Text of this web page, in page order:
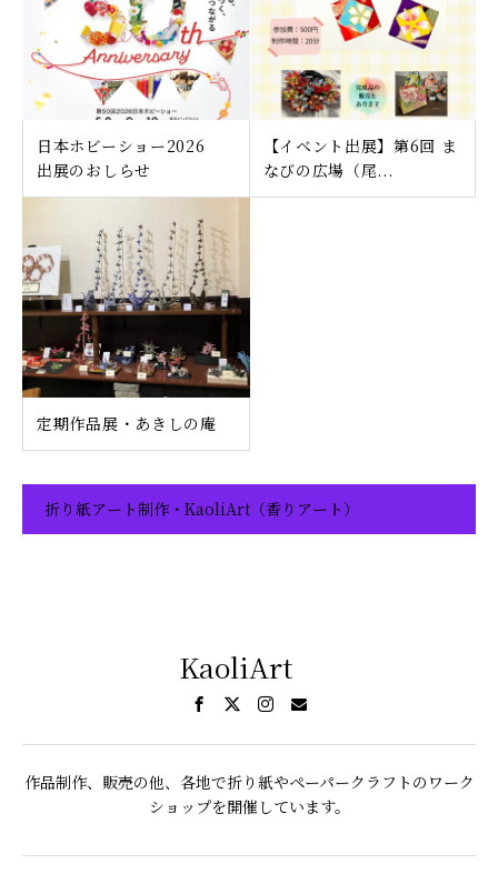
日本ホビーショー2026
出展のおしらせ
【イベント出展】第6回 ま
なびの広場（尾...
定期作品展・あきしの庵
折り紙アート制作・KaoliArt（香りアート）
KaoliArt
作品制作、販売の他、各地で折り紙やペーパークラフトのワーク
ショップを開催しています。